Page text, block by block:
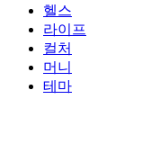
헬스
라이프
컬처
머니
테마